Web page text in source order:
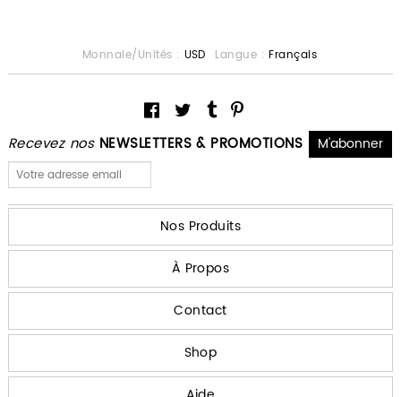
Recevez nos NEWSLETTERS & PROMOTIONS
Monnaie/Unités : USD Langue : Français
Nos Produits
À Propos
Contact
Shop